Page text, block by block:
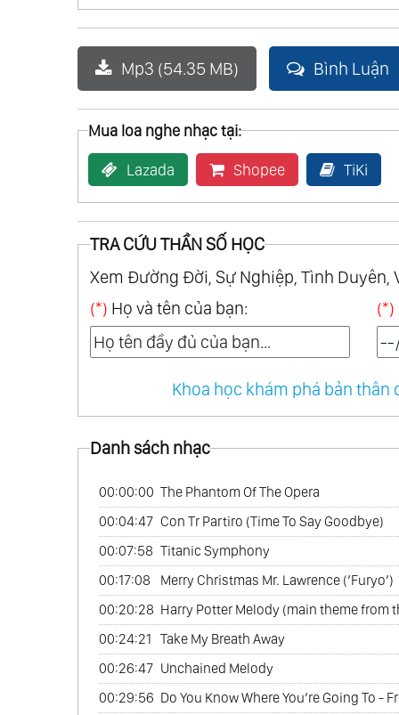
23.Deutsche Volkslieder
25.Zodiacal Symphony
26.Anemos
27.Concerto
28.The Christmas Collection
29.The Fantastic Movie Story Of Ennio
31. Romantic Dreams
32. Mis Canciones Favoritas Vol.1
33.
Mis Canciones Favoritas Vol.2
34.My Classic Collection
35.Serenaden
America Latina... Vol.2 Mon Amour
37.Golden Hearts
38.Meisterstucke Vol.2
40.Ballade Pour Adeline Vol.2
41.Desperado
42.In Harmony
43.Les Nouvelles Ballades Romantiques
44.My Classic Collection Vol.2
45.Together At Last
46.When A Man Loves A Woman
47.Amour Pour Amour
Mp3 (54.35 MB) Bình Luận
Mua loa nghe nhạc tại:
Lazada Shopee TiKi
TRA CỨU THẦN SỐ HỌC
Xem Đường Đời, Sự Nghiệp, Tình Duyên,
(*) Họ và tên của bạn: (*)
Khoa học khám phá bản thân
Danh sách nhạc
00:00:00 The Phantom Of The Opera
00:04:47 Con Tr Partiro (Time To Say Goodbye)
00:07:58 Titanic Symphony
00:17:08
Merry Christmas Mr. Lawrence (’Furyo’)
00:20:28 Harry Potter Melody (main theme from
00:24:21 Take My Breath Away
00:26:47 Unchained Melody
00:29:56 Do You Know Where You’re Going To -